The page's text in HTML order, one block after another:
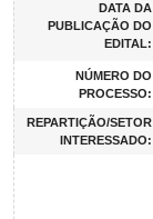
DATA DA
PUBLICAÇÃO DO
EDITAL:
NÚMERO DO
PROCESSO:
REPARTIÇÃO/SETOR
INTERESSADO: